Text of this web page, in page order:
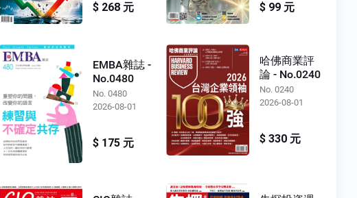
$ 268 元 $ 99 元
EMBA雜誌 -
No.0480
No. 0480
2026-08-01
$ 175 元
哈佛商業評
論 - No.0240
No. 0240
2026-08-01
$ 330 元